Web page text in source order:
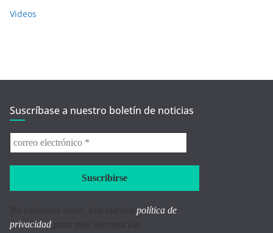
Videos
Suscríbase a nuestro boletín de noticias
política de
privacidad